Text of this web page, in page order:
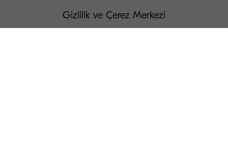
Gizlilik ve Çerez Merkezi